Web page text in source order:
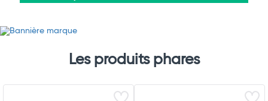
Les produits phares